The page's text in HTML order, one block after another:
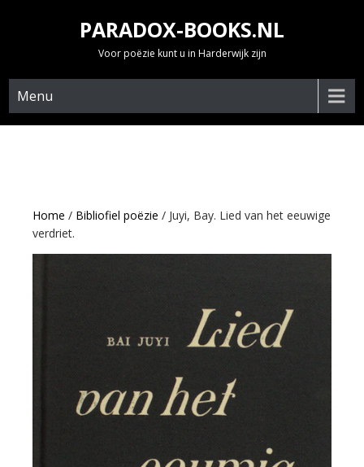
PARADOX-BOOKS.NL
Voor poëzie kunt u in Harderwijk zijn
Menu
Home / Bibliofiel poëzie / Juyi, Bay. Lied van het eeuwige
verdriet.